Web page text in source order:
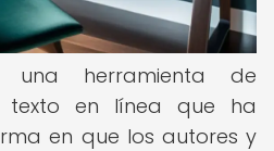
una herramienta de
texto en línea que ha
en que los autores y